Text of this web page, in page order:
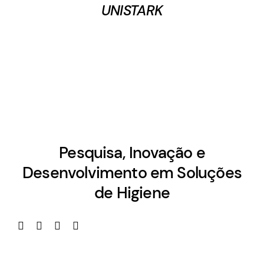
UNISTARK
Pesquisa, Inovação e
Desenvolvimento em Soluções
de Higiene